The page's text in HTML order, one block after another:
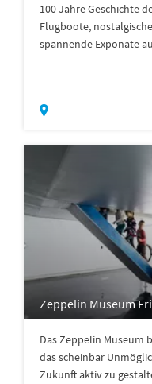
100 Jahre Geschichte
Flugboote,
spannende Exponate
Zeppelin Museum
Das Zeppelin Museum
das scheinbar
Zukunft aktiv zu